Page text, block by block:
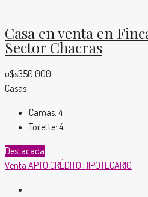
Casa en venta en
Sector Chacras
u$s350.000
Casas
Camas: 4
Toilette: 4
Destacada
Venta APTO CRÉDITO HIPOTECARIO